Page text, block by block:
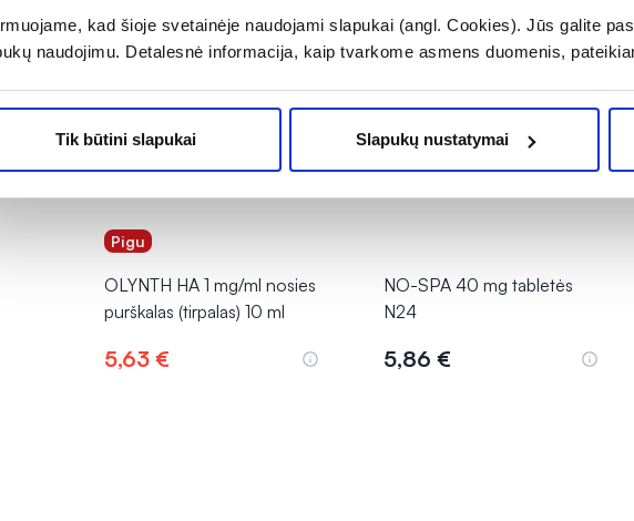
kad šioje svetainėje naudojami slapukai (angl. Cookies). Jūs galite
naudojimu. Detalesnė informacija, kaip tvarkome asmens duomenis,
Tik būtini slapukai Slapukų nustatymai
Pigu
OLYNTH HA 1 mg/ml nosies
purškalas (tirpalas) 10 ml
5,63 €
NO-SPA 40 mg tabletės
N24
5,86 €